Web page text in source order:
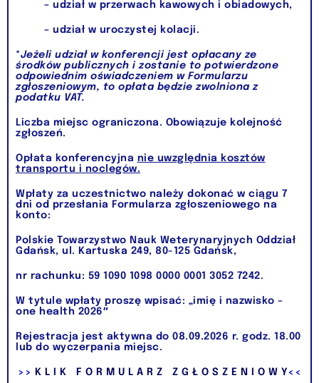
– udział w przerwach kawowych i obiadowych,
– udział w uroczystej kolacji.
*Jeżeli udział w konferencji jest opłacany ze
środków publicznych i zostanie to potwierdzone
odpowiednim oświadczeniem w Formularzu
zgłoszeniowym, to opłata będzie zwolniona z
podatku VAT.
Liczba miejsc ograniczona. Obowiązuje kolejność
zgłoszeń.
Opłata konferencyjna nie uwzględnia kosztów
transportu i noclegów.
Wpłaty za uczestnictwo należy dokonać w ciągu 7
dni od przesłania Formularza zgłoszeniowego na
konto:
Polskie Towarzystwo Nauk Weterynaryjnych Oddział
Gdańsk, ul. Kartuska 249, 80-125 Gdańsk,
nr rachunku: 59 1090 1098 0000 0001 3052 7242.
W tytule wpłaty proszę wpisać: „imię i nazwisko –
one health 2026″
Rejestracja jest aktywna do 08.09.2026 r. godz. 18.00
lub do wyczerpania miejsc.
>> K L I K F O R M U L A R Z Z G Ł O S Z E N I O W Y <<